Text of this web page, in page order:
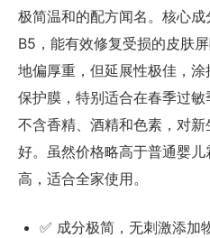
极简温和的配方闻名。核心
B5，能有效修复受损的皮肤
地偏厚重，但延展性极佳，
保护膜，特别适合在春季过
不含香精、酒精和色素，对
好。虽然价格略高于普通婴
高，适合全家使用。
✅ 成分极简，无刺激添加